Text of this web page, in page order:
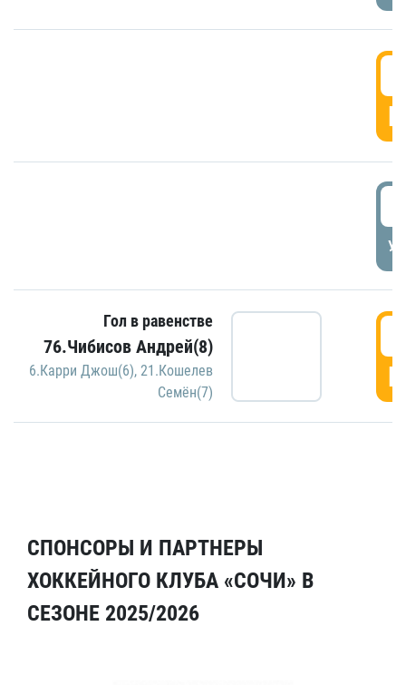
Гол в равенстве
76.Чибисов Андрей(8)
6.Карри Джош(6), 21.Кошелев
Семён(7)
СПОНСОРЫ И ПАРТНЕРЫ
ХОККЕЙНОГО КЛУБА «СОЧИ» В
СЕЗОНЕ 2025/2026